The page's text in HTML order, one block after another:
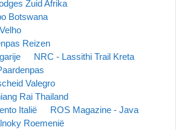
Zuid Afrika
Botswana
Reizen
NRC - Lassithi Trail Kreta
Valegro
Rai Thailand
Italië
ROS Magazine - Java
Roemenië